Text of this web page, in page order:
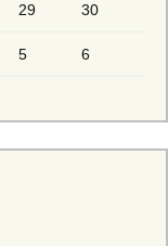
29 30
5 6